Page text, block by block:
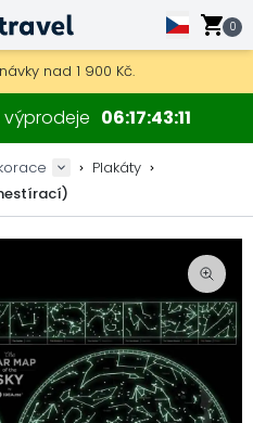
0
nad 1 900 Kč.
dřevěné mapy a dekorace.
06174310
Plakáty